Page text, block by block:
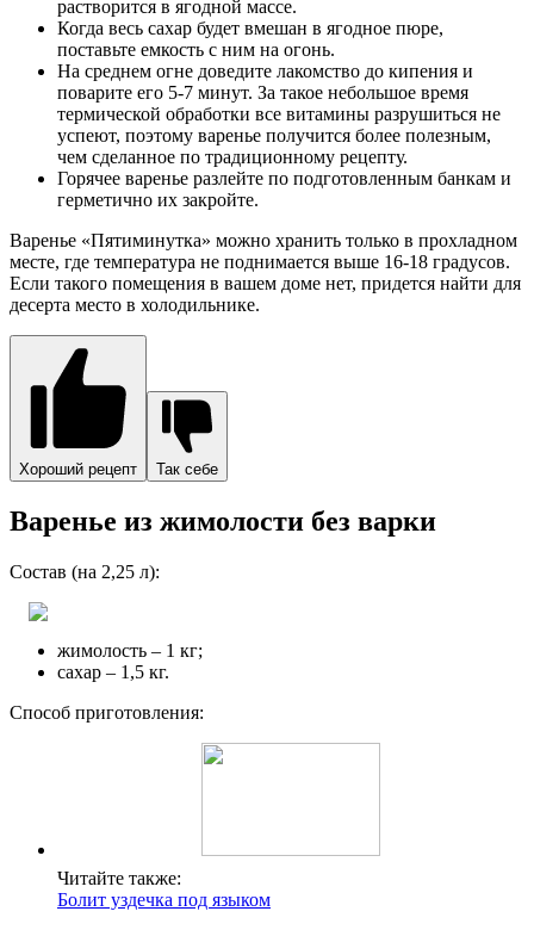
растворится в ягодной массе.
Когда весь сахар будет вмешан в ягодное пюре,
поставьте емкость с ним на огонь.
На среднем огне доведите лакомство до кипения и
поварите его 5-7 минут. За такое небольшое время
термической обработки все витамины разрушиться не
успеют, поэтому варенье получится более полезным,
чем сделанное по традиционному рецепту.
Горячее варенье разлейте по подготовленным банкам и
герметично их закройте.
Варенье «Пятиминутка» можно хранить только в прохладном
месте, где температура не поднимается выше 16-18 градусов.
Если такого помещения в вашем доме нет, придется найти для
десерта место в холодильнике.
Хороший рецепт Так себе
Варенье из жимолости без варки
Состав (на 2,25 л):
жимолость – 1 кг;
сахар – 1,5 кг.
Способ приготовления:
Читайте также:
Болит уздечка под языком